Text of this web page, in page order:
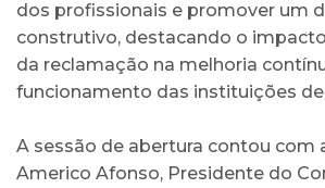
dos profissionais e promover um
construtivo, destacando o
da reclamação na melhoria
funcionamento das instituições de
A sessão de abertura contou com
Americo Afonso, Presidente do